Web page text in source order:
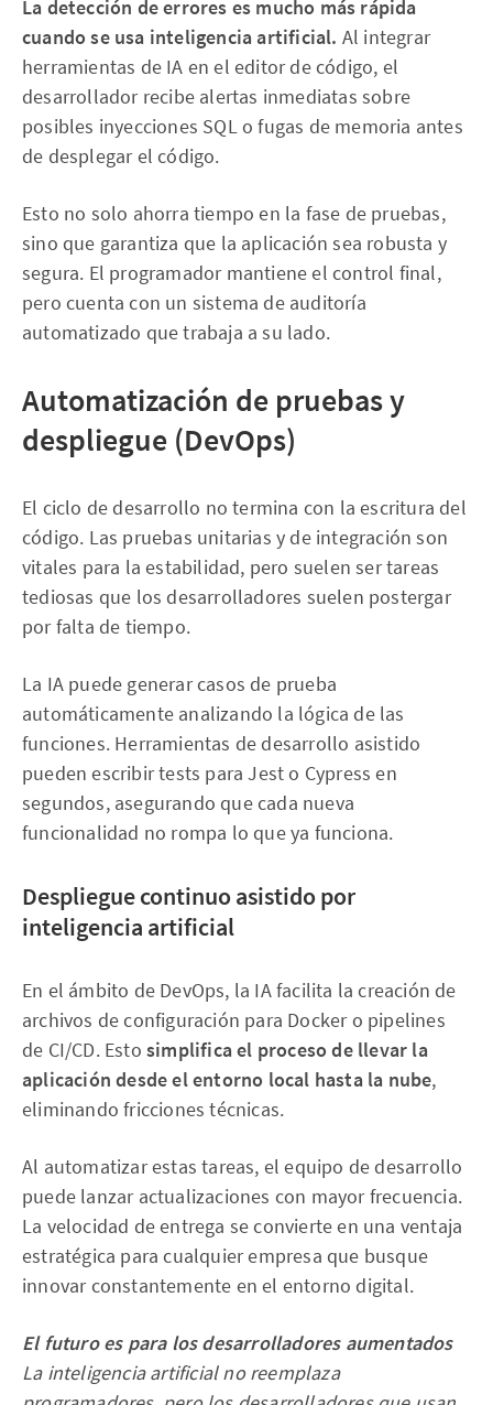
La detección de errores es mucho más rápida
cuando se usa inteligencia artificial. Al integrar
herramientas de IA en el editor de código, el
desarrollador recibe alertas inmediatas sobre
posibles inyecciones SQL o fugas de memoria antes
de desplegar el código.
Esto no solo ahorra tiempo en la fase de pruebas,
sino que garantiza que la aplicación sea robusta y
segura. El programador mantiene el control final,
pero cuenta con un sistema de auditoría
automatizado que trabaja a su lado.
Automatización de pruebas y
despliegue (DevOps)
El ciclo de desarrollo no termina con la escritura del
código. Las pruebas unitarias y de integración son
vitales para la estabilidad, pero suelen ser tareas
tediosas que los desarrolladores suelen postergar
por falta de tiempo.
La IA puede generar casos de prueba
automáticamente analizando la lógica de las
funciones. Herramientas de desarrollo asistido
pueden escribir tests para Jest o Cypress en
segundos, asegurando que cada nueva
funcionalidad no rompa lo que ya funciona.
Despliegue continuo asistido por
inteligencia artificial
En el ámbito de DevOps, la IA facilita la creación de
archivos de configuración para Docker o pipelines
de CI/CD. Esto simplifica el proceso de llevar la
aplicación desde el entorno local hasta la nube,
eliminando fricciones técnicas.
Al automatizar estas tareas, el equipo de desarrollo
puede lanzar actualizaciones con mayor frecuencia.
La velocidad de entrega se convierte en una ventaja
estratégica para cualquier empresa que busque
innovar constantemente en el entorno digital.
El futuro es para los desarrolladores aumentados
La inteligencia artificial no reemplaza